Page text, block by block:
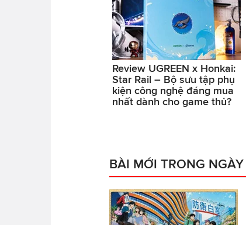
Review UGREEN x Honkai:
Star Rail – Bộ sưu tập phụ
kiện công nghệ đáng mua
nhất dành cho game thủ?
BÀI MỚI TRONG NGÀY